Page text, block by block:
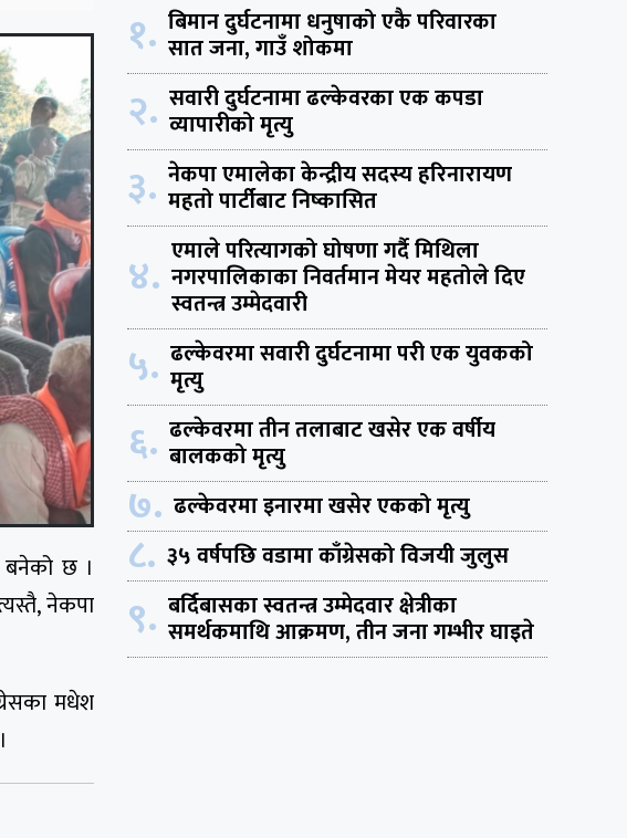
बनेको छ ।
नेकपा
मधेश
१. बिमान दुर्घटनामा धनुषाको एकै परिवारका
सात जना, गाउँ शोकमा
२. सवारी दुर्घटनामा ढल्केवरका एक कपडा
व्यापारीको मृत्यु
३. नेकपा एमालेका केन्द्रीय सदस्य हरिनारायण
महतो पार्टीबाट निष्कासित
४. एमाले परित्यागको घोषणा गर्दै मिथिला
नगरपालिकाका निवर्तमान मेयर महतोले दिए
स्वतन्त्र उम्मेदवारी
५. ढल्केवरमा सवारी दुर्घटनामा परी एक युवकको
मृत्यु
६. ढल्केवरमा तीन तलाबाट खसेर एक वर्षीय
बालकको मृत्यु
७. ढल्केवरमा इनारमा खसेर एकको मृत्यु
८. ३५ वर्षपछि वडामा काँग्रेसको विजयी जुलुस
९. बर्दिबासका स्वतन्त्र उम्मेदवार क्षेत्रीका
समर्थकमाथि आक्रमण, तीन जना गम्भीर घाइते